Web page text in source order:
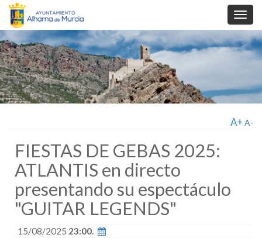
A+ A-
FIESTAS DE GEBAS 2025:
ATLANTIS en directo
presentando su espectáculo
"GUITAR LEGENDS"
15/08/2025 23:00.